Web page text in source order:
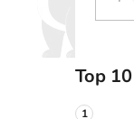
Top